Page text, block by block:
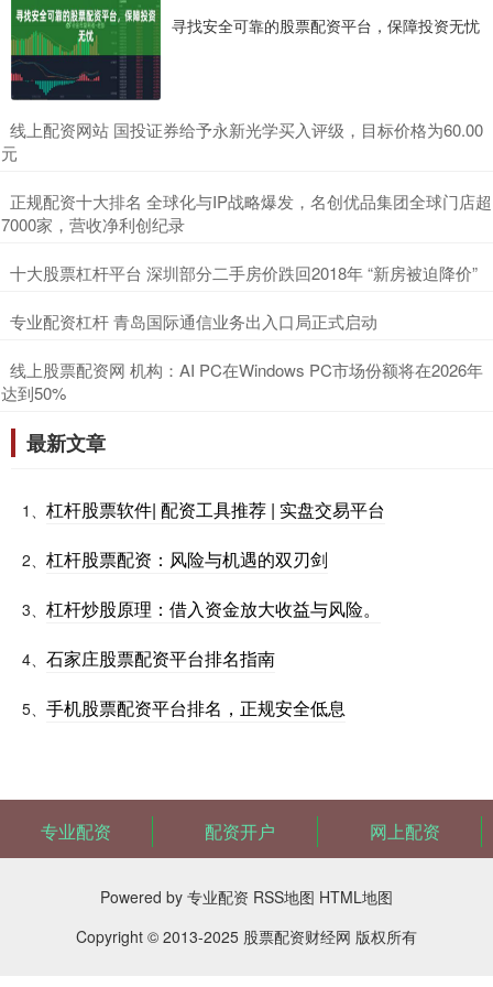
寻找安全可靠的股票配资平台，保障投资无忧
​线上配资网站 国投证券给予永新光学买入评级，目标价格为60.00
元
​正规配资十大排名 全球化与IP战略爆发，名创优品集团全球门店超
7000家，营收净利创纪录
​十大股票杠杆平台 深圳部分二手房价跌回2018年 “新房被迫降价”
​专业配资杠杆 青岛国际通信业务出入口局正式启动
​线上股票配资网 机构：AI PC在Windows PC市场份额将在2026年
达到50%
最新文章
1、 杠杆股票软件| 配资工具推荐 | 实盘交易平台
2、 杠杆股票配资：风险与机遇的双刃剑
3、 杠杆炒股原理：借入资金放大收益与风险。
4、 石家庄股票配资平台排名指南
5、 手机股票配资平台排名，正规安全低息
专业配资 配资开户 网上配资
Powered by 专业配资 RSS地图 HTML地图
Copyright © 2013-2025 股票配资财经网 版权所有